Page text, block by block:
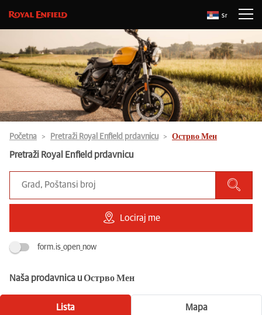
Sr
Početna Pretraži Royal Enfield prdavnicu Острво Мен
Pretraži Royal Enfield prdavnicu
Lociraj me
form.is_open_now
Naša prodavnica u Острво Мен
Lista Mapa